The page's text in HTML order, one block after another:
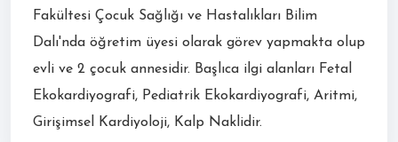
Fakültesi Çocuk Sağlığı ve Hastalıkları Bilim
Dalı'nda öğretim üyesi olarak görev yapmakta olup
evli ve 2 çocuk annesidir. Başlıca ilgi alanları Fetal
Ekokardiyografi, Pediatrik Ekokardiyografi, Aritmi,
Girişimsel Kardiyoloji, Kalp Naklidir.